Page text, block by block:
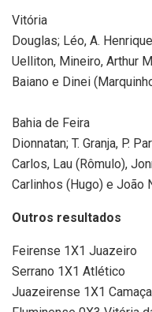
Vitória
Douglas; Léo, A.
Uelliton, Mineiro, Arthur
Baiano e Dinei
Bahia de Feira
Dionnatan; T. Granja, P.
Carlos, Lau (Rômulo),
Carlinhos (Hugo) e João
Outros resultados
Feirense 1X1 Juazeiro
Serrano 1X1 Atlético
Juazeirense 1X1